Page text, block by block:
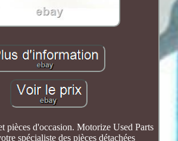
pièces d'occasion. Motorize Used Parts
spécialiste des pièces détachées